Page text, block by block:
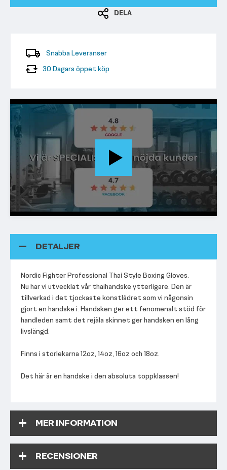
DELA
Snabba Leveranser
30 Dagars öppet köp
DETALJER
Nordic Fighter Professional Thai Style Boxing Gloves.
Nu har vi utvecklat vår thaihandske ytterligare. Den är
tillverkad i det tjockaste konstlädret som vi någonsin
gjort en handske i. Handsken ger ett fenomenalt stöd för
handleden samt det rejäla skinnet ger handsken en lång
livslängd.
Finns i storlekarna 12oz, 14oz, 16oz och 18oz.
Det här är en handske i den absoluta toppklassen!
MER INFORMATION
RECENSIONER